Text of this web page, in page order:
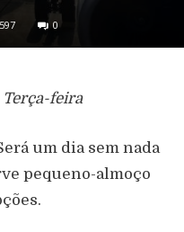
597 0
Terça-feira
um dia sem nada
pequeno-almoço